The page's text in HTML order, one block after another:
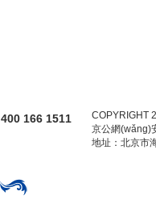
400 166 1511
COPYRIGHT
京公網(wǎng)
地址：北京市